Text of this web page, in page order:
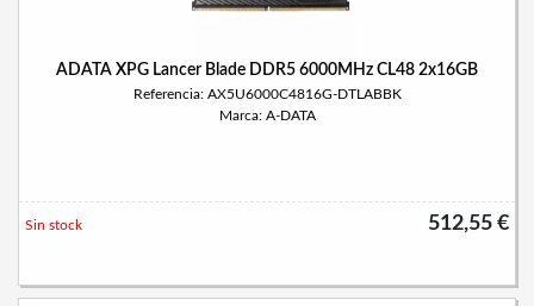
ADATA XPG Lancer Blade DDR5 6000MHz CL48 2x16GB
Referencia: AX5U6000C4816G-DTLABBK
Marca: A-DATA
512,55 €
Sin stock